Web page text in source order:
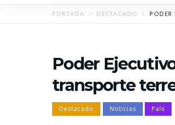
PORTADA DESTACADO PODER
Poder
transporte
Destacado Noticias País